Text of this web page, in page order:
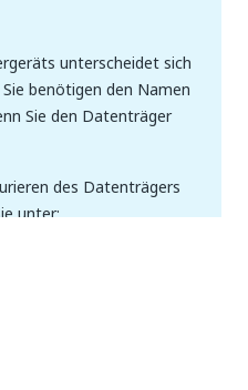
unterscheidet sich
Sie benötigen den Namen
Sie den Datenträger
des Datenträgers
unter: